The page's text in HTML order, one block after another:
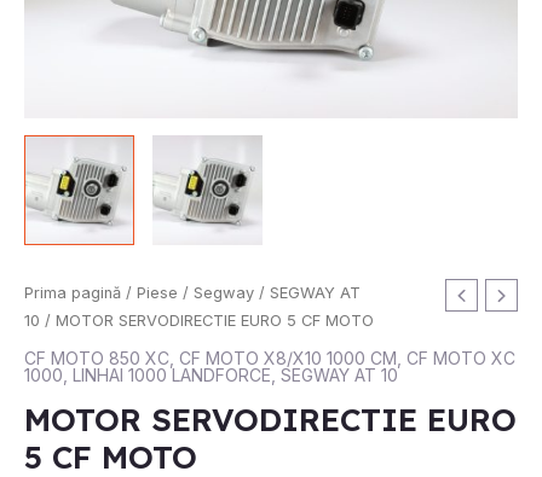
Prima pagină / Piese / Segway / SEGWAY AT
10 / MOTOR SERVODIRECTIE EURO 5 CF MOTO
CF MOTO 850 XC CF MOTO X8/X10 1000 CM CF MOTO XC
1000 LINHAI 1000 LANDFORCE SEGWAY AT 10
MOTOR SERVODIRECTIE EURO
5 CF MOTO
Cantitate
MOTOR
SERVODIRECTIE
EURO
CF
MOTO